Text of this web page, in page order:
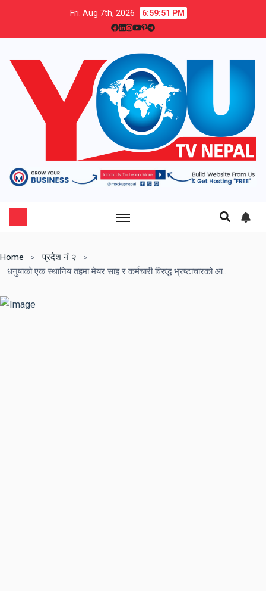
Fri. Aug 7th, 2026 6:59:52 PM
Home
प्रदेश नं २
धनुषाको एक स्थानिय तहमा मेयर साह र कर्मचारी विरुद्ध भ्रष्टाचारको आरोप लगाउँदै भैंसी जुलुस